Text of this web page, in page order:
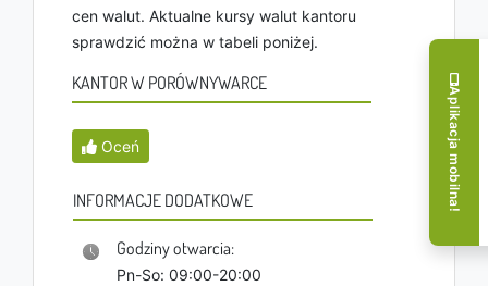
cen walut. Aktualne kursy walut kantoru
sprawdzić można w tabeli poniżej.
KANTOR W PORÓWNYWARCE
Oceń
INFORMACJE DODATKOWE
Godziny otwarcia:
Pn-So: 09:00-20:00
Aplikacja mobilna!